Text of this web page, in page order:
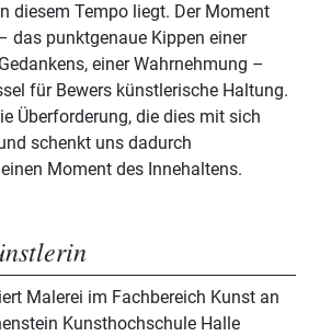
diesem Tempo liegt. Der Moment
das punktgenaue Kippen einer
einer Wahrnehmung –
für Bewers künstlerische Haltung.
Überforderung, die dies mit sich
schenkt uns dadurch
Moment des Innehaltens.
Malerei im Fachbereich Kunst an
Kunsthochschule Halle